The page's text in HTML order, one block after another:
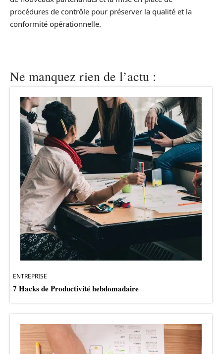
procédures de contrôle pour préserver la qualité et la
conformité opérationnelle.
Ne manquez rien de l’actu :
ENTREPRISE
7 Hacks de Productivité hebdomadaire